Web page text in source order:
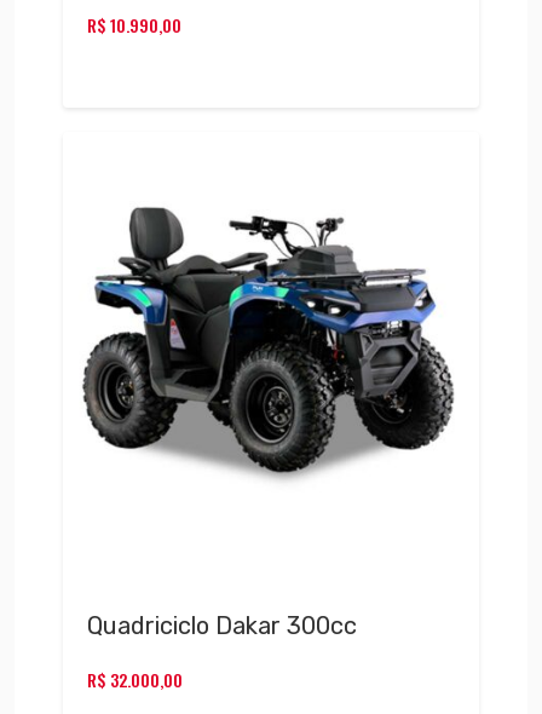
R$10.990,00
Quadriciclo Dakar 300cc
R$ 32.000,00